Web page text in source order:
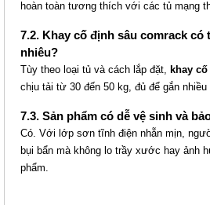
OUTLET (CR-
Giá: Liên hệ
hoàn toàn tương thích với các tủ mạng
7.2. Khay cố định sâu comrack có
nhiêu?
Tùy theo loại tủ và cách lắp đặt, khay
chịu tải từ 30 đến 50 kg, đủ để gắn
7.3. Sản phẩm có dễ vệ sinh và
Có. Với lớp sơn tĩnh điện nhẵn mịn,
bụi bẩn mà không lo trầy xước hay ảnh
phẩm.